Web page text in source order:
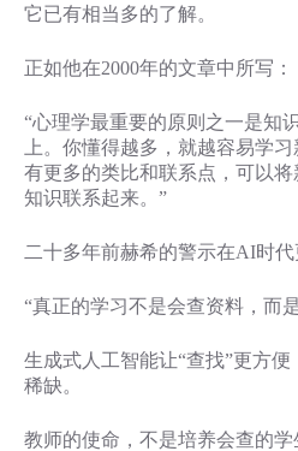
它已有相当多的了解。
正如他在2000年的文章中所写：
“心理学最重要的原则之一是知
上。你懂得越多，就越容易学
有更多的类比和联系点，可以
知识联系起来。”
二十多年前赫希的警示在AI时代
“真正的学习不是会查资料，而
生成式人工智能让“查找”更方便
稀缺。
教师的使命，不是培养会查的